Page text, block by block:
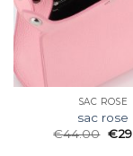
SAC ROSE
sac rose
€44.00 €